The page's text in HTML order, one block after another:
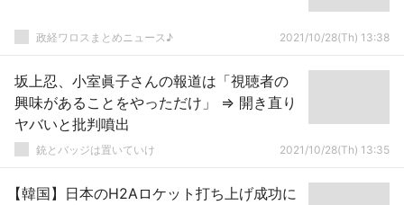
政経ワロスまとめニュース♪ 2021/10/28(Th) 13:38
坂上忍、小室眞子さんの報道は「視聴者の
興味があることをやっただけ」 ⇒ 開き直り
ヤバいと批判噴出
銃とバッジは置いていけ 2021/10/28(Th) 13:35
【韓国】日本のH2Aロケット打ち上げ成功に